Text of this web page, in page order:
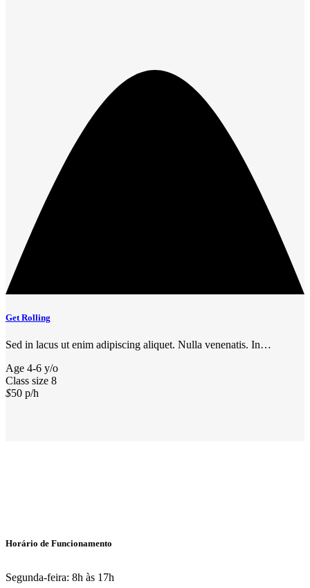
Get Rolling
Sed in lacus ut enim adipiscing aliquet. Nulla venenatis. In…
Age 4-6 y/o
Class size 8
$50 p/h
Horário de Funcionamento
Segunda-feira: 8h às 17h